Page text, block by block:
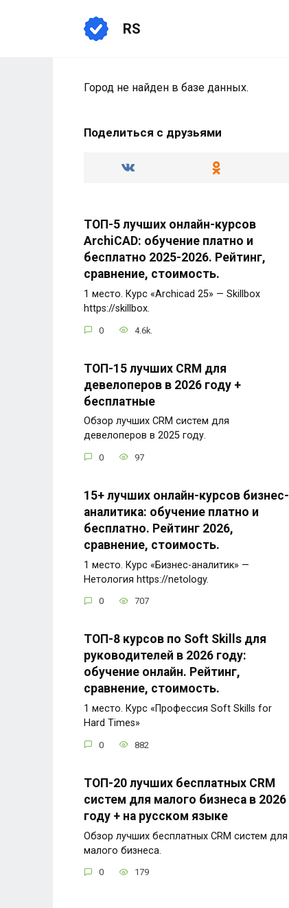
RS
Город не найден в базе данных.
Поделиться с друзьями
ТОП-5 лучших онлайн-курсов
ArchiCAD: обучение платно и
бесплатно 2025-2026. Рейтинг,
сравнение, стоимость.
1 место. Курс «Archicad 25» — Skillbox
https://skillbox.
0 4.6k.
ТОП-15 лучших CRM для
девелоперов в 2026 году +
бесплатные
Обзор лучших CRM систем для
девелоперов в 2025 году.
0 97
15+ лучших онлайн-курсов бизнес-
аналитика: обучение платно и
бесплатно. Рейтинг 2026,
сравнение, стоимость.
1 место. Курс «Бизнес-аналитик» —
Нетология https://netology.
0 707
ТОП-8 курсов по Soft Skills для
руководителей в 2026 году:
обучение онлайн. Рейтинг,
сравнение, стоимость.
1 место. Курс «Профессия Soft Skills for
Hard Times»
0 882
ТОП-20 лучших бесплатных CRM
систем для малого бизнеса в 2026
году + на русском языке
Обзор лучших бесплатных CRM систем для
малого бизнеса.
0 179